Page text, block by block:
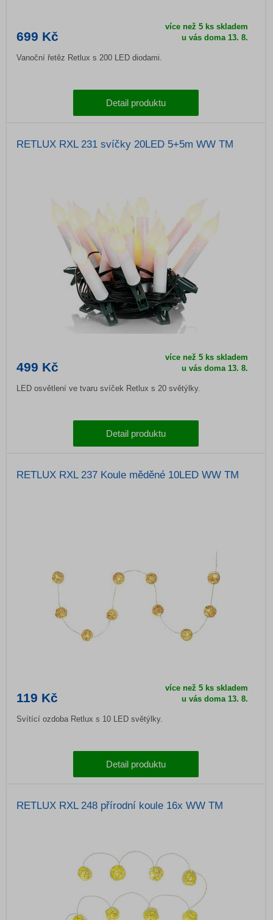
699 Kč
více než 5 ks skladem
u vás doma 13. 8.
Vanoční řetěz Retlux s 200 LED diodami.
Detail produktu
RETLUX RXL 231 svíčky 20LED 5+5m WW TM
499 Kč
více než 5 ks skladem
u vás doma 13. 8.
LED osvětlení ve tvaru svíček Retlux s 20 světýlky.
Detail produktu
RETLUX RXL 237 Koule měděné 10LED WW TM
119 Kč
více než 5 ks skladem
u vás doma 13. 8.
Svítící ozdoba Retlux s 10 LED světýlky.
Detail produktu
RETLUX RXL 248 přírodní koule 16x WW TM